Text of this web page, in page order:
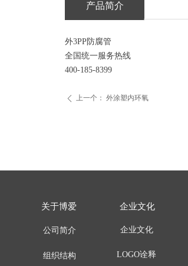
ꄴ 上一个： 外涂塑内环氧
外3PP防腐管
全国统一服务热线
400-185-8399
产品简介
公司简介
组织结构
企业文化
LOGO诠释
关于博爱 企业文化